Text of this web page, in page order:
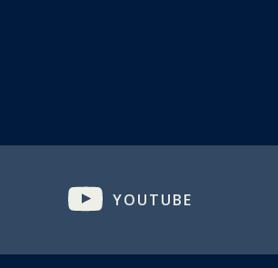
YOUTUBE